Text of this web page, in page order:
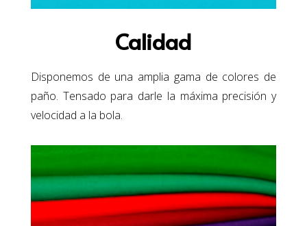
Calidad
Disponemos de una amplia gama de colores de
paño. Tensado para darle la máxima precisión y
velocidad a la bola.